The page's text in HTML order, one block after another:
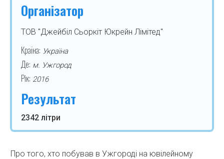
Організатор
ТОВ "Джейбіл Сьоркіт Юкрейн Лімітед"
Країна: Україна
Де: м. Ужгород
Рік: 2016
Результат
2342 літри
Про того, хто побував в Ужгороді на ювілейному